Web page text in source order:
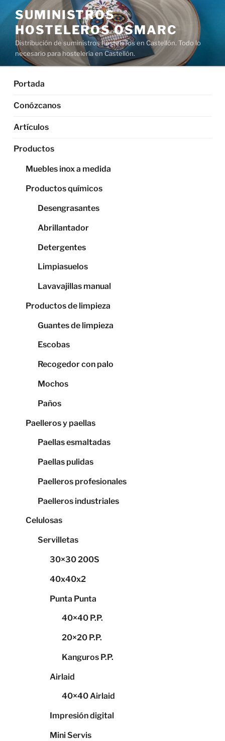
Saltar
al
contenido
SUMINISTROS
HOSTELEROS OSMARC
Distribución de suministros hosteleros en Castellón. Todo lo
necesario para hostelería en Castellón.
Portada
Conózcanos
Artículos
Productos
Muebles inox a medida
Productos químicos
Desengrasantes
Abrillantador
Detergentes
Limpiasuelos
Lavavajillas manual
Productos de limpieza
Guantes de limpieza
Escobas
Recogedor con palo
Mochos
Paños
Paelleros y paellas
Paellas esmaltadas
Paellas pulidas
Paelleros profesionales
Paelleros industriales
Celulosas
Servilletas
30×30 200S
40x40x2
Punta Punta
40×40 P.P.
20×20 P.P.
Kanguros P.P.
Airlaid
40×40 Airlaid
Impresión digital
Mini Servis